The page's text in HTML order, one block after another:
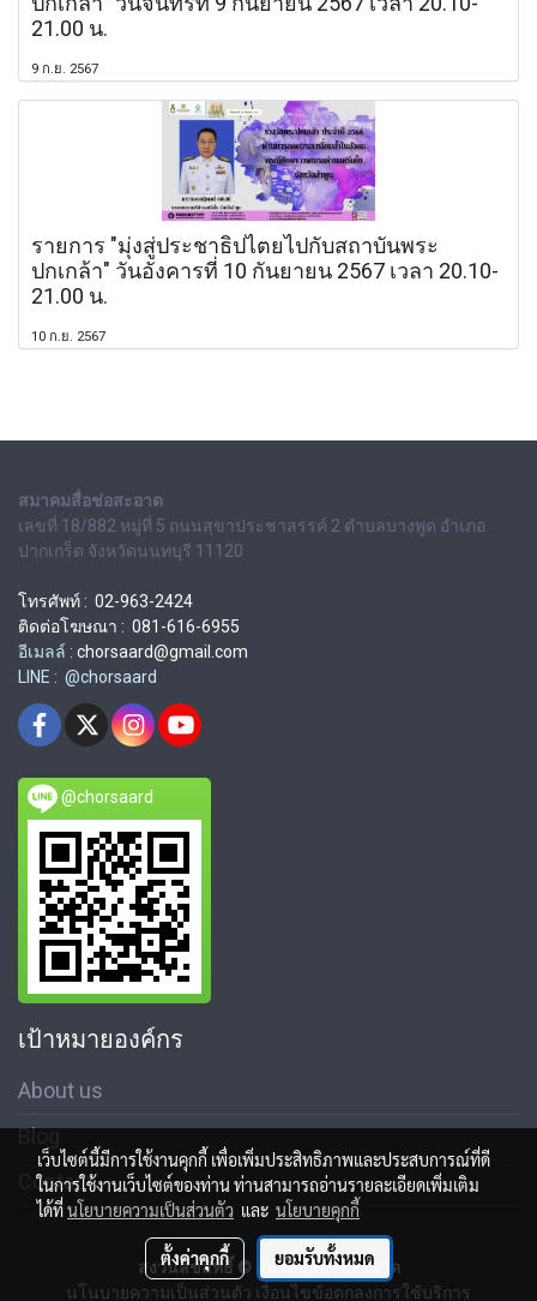
21.00 น.
9 ก.ย. 2567
รายการ "มุ่งสู่ประชาธิปไตยไปกับสถาบันพระ
ปกเกล้า" วันอังคารที่ 10 กันยายน 2567 เวลา 20.10-
21.00 น.
10 ก.ย. 2567
สมาคมสื่อช่อสะอาด
เลขที่ 18/882 หมู่ที่ 5 ถนนสุขาประชาสรรค์ 2 ตำบลบางพูด อำเภอ
ปากเกร็ด จังหวัดนนทบุรี 11120
โทรศัพท์ : 02-963-2424
ติดต่อโฆษณา : 081-616-6955
อีเมลล์ : chorsaard@gmail.com
LINE : @chorsaard
@chorsaard
เป้าหมายองค์กร
About us
Blog
Contact
สงวนลิขสิทธิ์ © สมาคมสื่อช่อสะอาด
นโนบายความเป็นส่วนตัว เงื่อนไขข้อตกลงการใช้บริการ
เว็บไซต์นี้มีการใช้งานคุกกี้ เพื่อเพิ่มประสิทธิภาพและประสบการณ์ที่ดี
ในการใช้งานเว็บไซต์ของท่าน ท่านสามารถอ่านรายละเอียดเพิ่มเติม
ได้ที่นโยบายความเป็นส่วนตัว และ นโยบายคุกกี้
ตั้งค่าคุกกี้ ยอมรับทั้งหมด